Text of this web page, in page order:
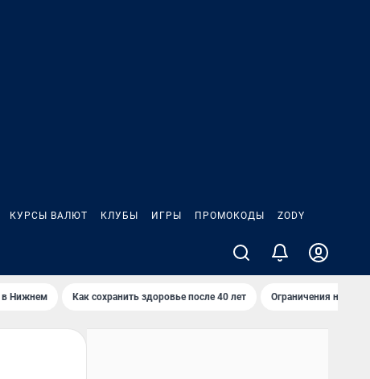
КУРСЫ ВАЛЮТ КЛУБЫ ИГРЫ ПРОМОКОДЫ ZODY
в Нижнем Как сохранить здоровье после 40 лет Ограничения на